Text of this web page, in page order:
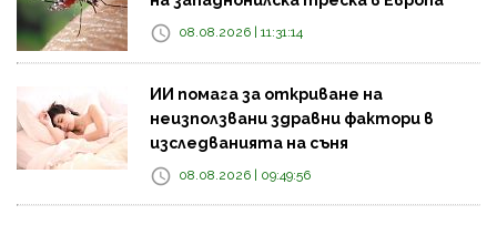
08.08.2026 | 11:31:14
ИИ помага за откриване на
неизползвани здравни фактори в
изследванията на съня
08.08.2026 | 09:49:56